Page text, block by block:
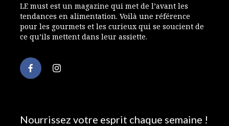
LE must est un magazine qui met de l’avant les
tendances en alimentation. Voilà une référence
pour les gourmets et les curieux qui se soucient de
ce qu’ils mettent dans leur assiette.
Nourrissez votre esprit chaque semaine !